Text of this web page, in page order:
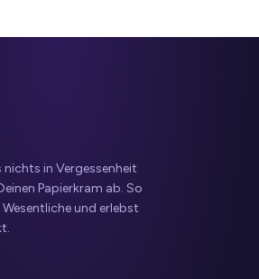
in Vergessenheit
Papierkram ab. So
und erlebst